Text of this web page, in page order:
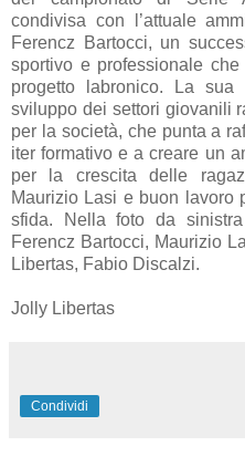
condivisa con l’attuale
Ferencz Bartocci, un
sportivo e professionale
progetto labronico. La sua
sviluppo dei settori giovanili
per la società, che punta a
iter formativo e a creare un
per la crescita delle
Maurizio Lasi e buon lavoro
sfida. Nella foto da
Ferencz Bartocci, Maurizio
Libertas, Fabio Discalzi.
Jolly Libertas
Condividi